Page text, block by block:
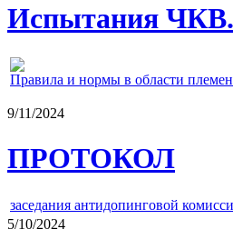
Испытания
Правила и нормы в области
9/11/2024
ПРОТОКОЛ
заседания антидопинговой
5/10/2024